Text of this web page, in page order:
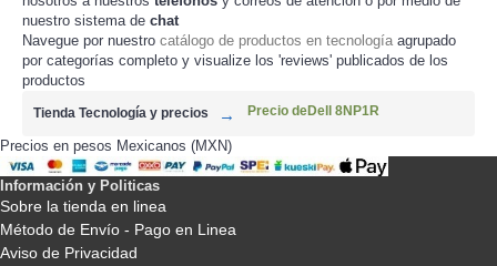
nuestro sistema de chat
Navegue por nuestro catálogo de productos en tecnología agrupado
por categorías completo y visualize los 'reviews' publicados de los
productos
Tienda Tecnología y precios Precio deDell 8NP1R
Precios en pesos Mexicanos (MXN)
Información y Politicas
Sobre la tienda en linea
Método de Envío - Pago en Linea
Aviso de Privacidad